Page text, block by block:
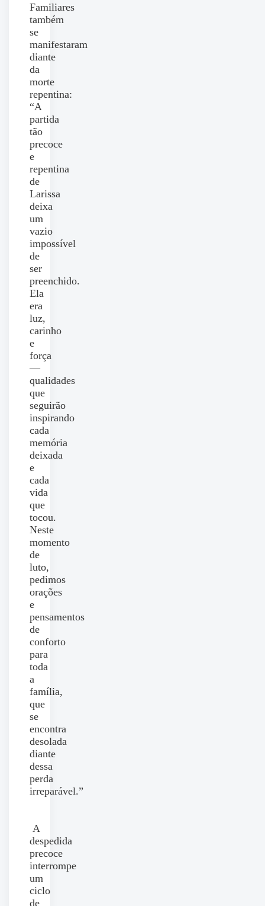
Familiares
também
se
manifestaram
diante
da
morte
repentina:
“A
partida
tão
precoce
e
repentina
de
Larissa
deixa
um
vazio
impossível
de
ser
preenchido.
Ela
era
luz,
carinho
e
força
—
qualidades
que
seguirão
inspirando
cada
memória
deixada
e
cada
vida
que
tocou.
Neste
momento
de
luto,
pedimos
orações
e
pensamentos
de
conforto
para
toda
a
família,
que
se
encontra
desolada
diante
dessa
perda
irreparável.”
A
despedida
precoce
interrompe
um
ciclo
de